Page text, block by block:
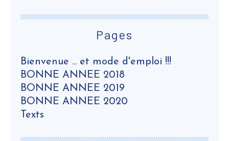
Pages
Bienvenue ... et mode d'emploi !!!
BONNE ANNEE 2018
BONNE ANNEE 2019
BONNE ANNEE 2020
Texts